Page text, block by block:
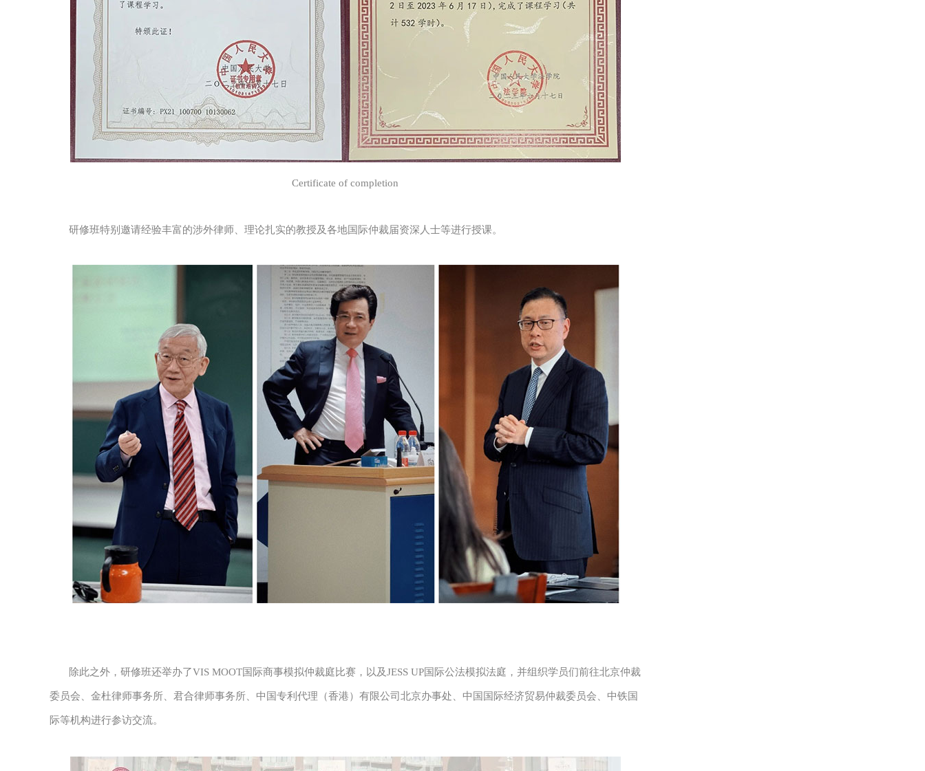
Certificate of completion
研修班特别邀请经验丰富的涉外律师、理论扎实的教授及各地国际仲裁届资深人士等进行授课。
除此之外，研修班还举办了VIS MOOT国际商事模拟仲裁庭比赛，以及JESS UP国际公法模拟法庭，并组织学员们前往北京仲裁
委员会、金杜律师事务所、君合律师事务所、中国专利代理（香港）有限公司北京办事处、中国国际经济贸易仲裁委员会、中铁国
际等机构进行参访交流。